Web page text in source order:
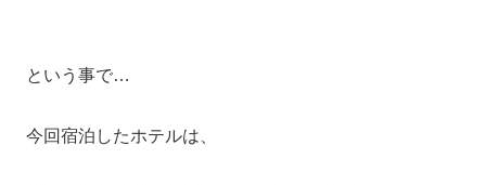
という事で…
今回宿泊したホテルは、